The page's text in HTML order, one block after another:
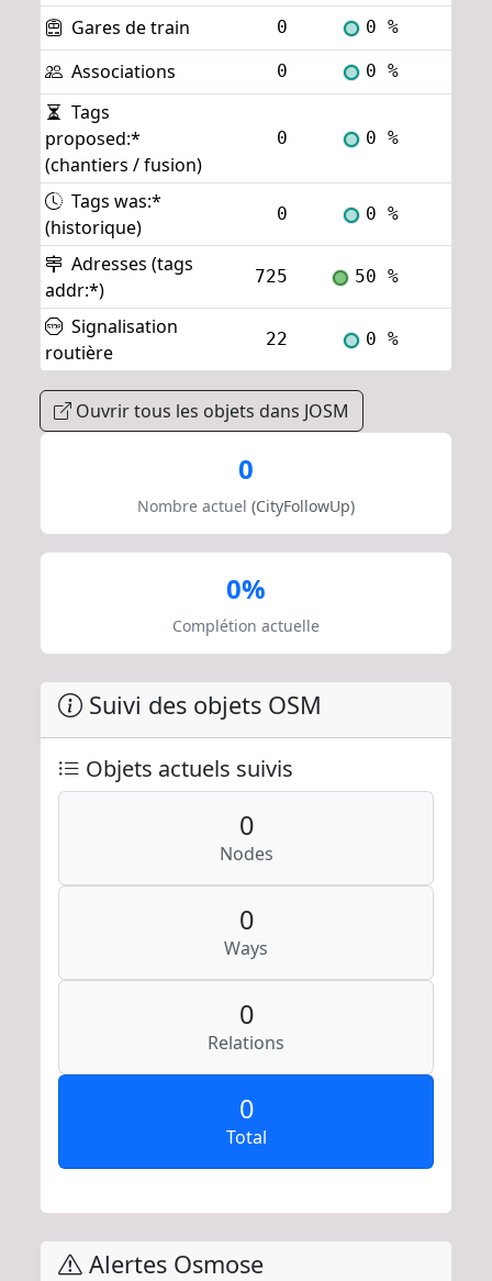
Gares de train 0 0 %
Associations 0 0 %
Tags
proposed:*
(chantiers / fusion)
0 0 %
Tags was:*
(historique)
0 0 %
Adresses (tags
addr:*)
725 50 %
Signalisation
routière
22 0 %
Ouvrir tous les objets dans JOSM
0
Nombre actuel (CityFollowUp)
0%
Complétion actuelle
Suivi des objets OSM
Objets actuels suivis
0
Nodes
0
Ways
0
Relations
0
Total
Alertes Osmose